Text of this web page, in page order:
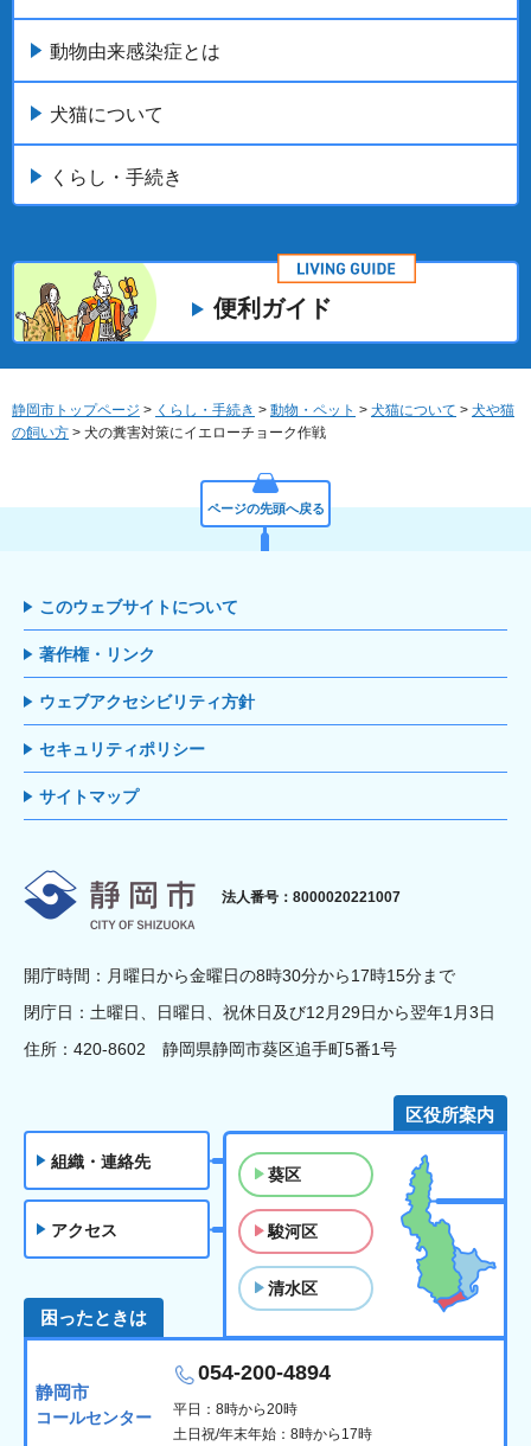
動物由来感染症とは
犬猫について
くらし・手続き
便利ガイド
静岡市トップページ > くらし・手続き > 動物・ペット > 犬猫について > 犬や猫
の飼い方 > 犬の糞害対策にイエローチョーク作戦
ページの先頭へ戻る
このウェブサイトについて
著作権・リンク
ウェブアクセシビリティ方針
セキュリティポリシー
サイトマップ
静岡市
法人番号：8000020221007
開庁時間：月曜日から金曜日の8時30分から17時15分まで
閉庁日：土曜日、日曜日、祝休日及び12月29日から翌年1月3日
住所：420-8602 静岡県静岡市葵区追手町5番1号
組織・連絡先
アクセス
区役所案内
葵区
駿河区
清水区
困ったときは
静岡市
コールセンター
054-200-4894
平日：8時から20時
土日祝/年末年始：8時から17時